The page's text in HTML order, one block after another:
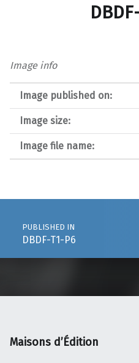
Image info
Image published on:
Image size:
Image file name:
Post navigation
PUBLISHED IN
DBDF-T1-P6
Maisons d’Édition